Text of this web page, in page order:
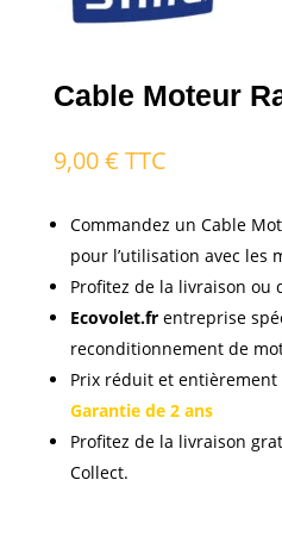
Cable Moteur
9,00€ TTC
Commandez un Cable
pour l’utilisation avec les
Profitez de la livraison
Ecovolet.frentreprise
reconditionnement de
Prix réduit et
Garantie de 2 ans
Profitez de la livraison
Collect.